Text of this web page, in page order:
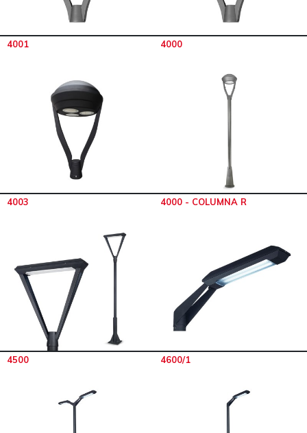
4001 4000
4003 4000 - COLUMNA R
4500 4600/1